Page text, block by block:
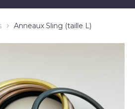
Anneaux Sling (taille L)